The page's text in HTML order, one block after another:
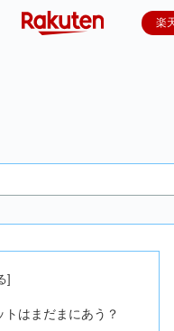
楽
はまだまにあう？